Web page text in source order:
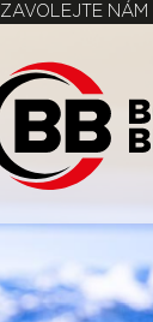
ZAVOLEJTE NÁM